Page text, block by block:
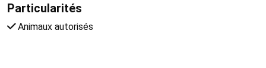
Particularités
Animaux autorisés